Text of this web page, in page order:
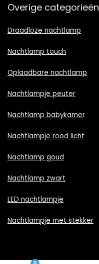
Overige categorieën
Draadloze nachtlamp
Nachtlamp touch
Oplaadbare nachtlamp
Nachtlampje peuter
Nachtlamp babykamer
Nachtlampje rood licht
Nachtlamp goud
Nachtlamp zwart
LED nachtlampje
Nachtlampje met stekker